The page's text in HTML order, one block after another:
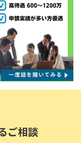
ご相談